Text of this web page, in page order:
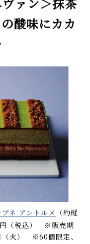
ァン＞抹茶
酸味にカカ
ネ アントルメ
（約縦
（税込） ※販売期
（火） ※60個限定、